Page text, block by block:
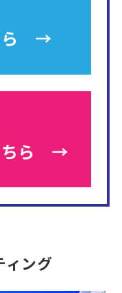
ら →
ちら →
ィング